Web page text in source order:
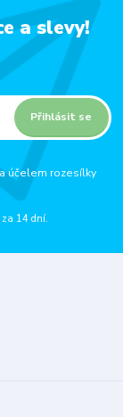
a slevy!
Přihlásit se
účelem rozesílky
14 dní.